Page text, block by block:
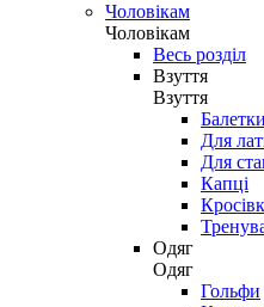
Чоловікам
Чоловікам
Весь розділ
Взуття
Взуття
Балетки
Для
Для
Капці
Одяг
Одяг
Гольфи